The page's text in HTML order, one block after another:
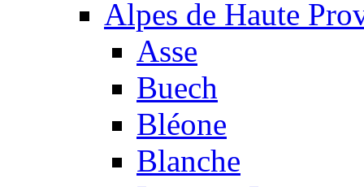
Alpes de Haute
Asse
Buech
Bléone
Blanche